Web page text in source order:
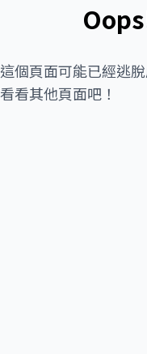
這個頁面可能已經逃
看看其他頁面吧！